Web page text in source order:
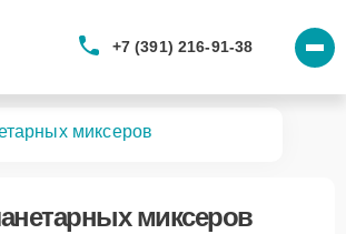
+7 (391) 216-91-38
миксеров
миксеров